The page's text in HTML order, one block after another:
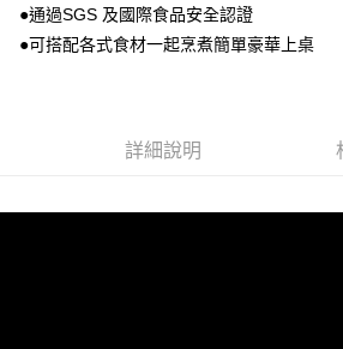
每筆NT$100，滿NT$888(含以上)免運費
●通過SGS 及國際食品安全認證
●可搭配各式食材一起烹煮簡單豪華上桌
詳細說明